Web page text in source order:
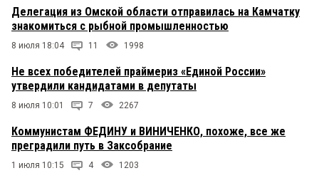
Делегация из Омской области отправилась на Камчатку
знакомиться с рыбной промышленностью
8 июля 18:04 11 1998
Не всех победителей праймериз «Единой России»
утвердили кандидатами в депутаты
8 июля 10:01 7 2267
Коммунистам ФЕДИНУ и ВИНИЧЕНКО, похоже, все же
преградили путь в Заксобрание
1 июля 10:15 4 1203